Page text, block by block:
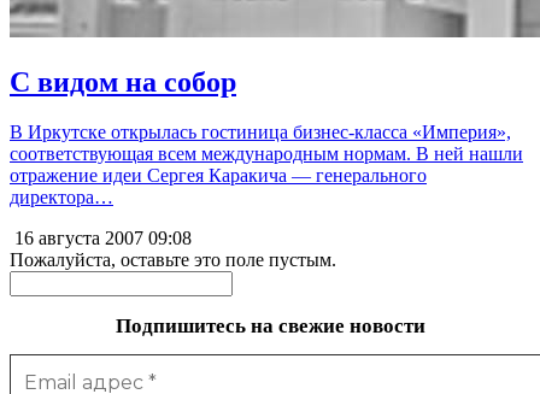
С видом на собор
В Иркутске открылась гостиница бизнес-класса «Империя»,
соответствующая всем международным нормам. В ней нашли
отражение идеи Сергея Каракича — генерального
директора…
16 августа 2007 09:08
Пожалуйста, оставьте это поле пустым.
Подпишитесь на свежие новости